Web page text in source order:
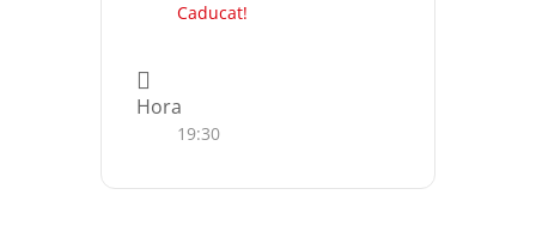
Caducat!
Hora
19:30